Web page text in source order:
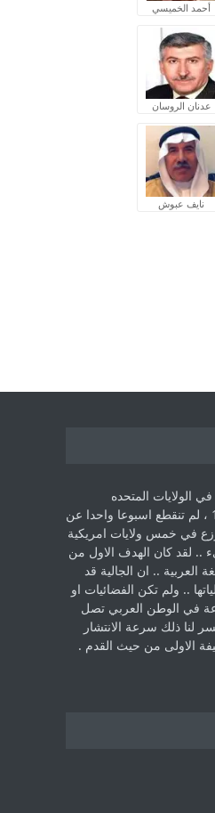
أحمد الخميسي
عدنان الروسان
نايف عبوش
الولايات المتحده
الامريكية منذ عام 1993 ، لم ‏تنقطع اسبوعا واحدا عن
في خمس ولايات امريكية
..‏ لقد كان الهدف الاول من
العربية .. ان الجالية قد
.. ولم تكن الفضائيات او
في الوطن ‏العربي تصل
لنا ذلك سرعة الانتشار
الاولى من حيث القدم .